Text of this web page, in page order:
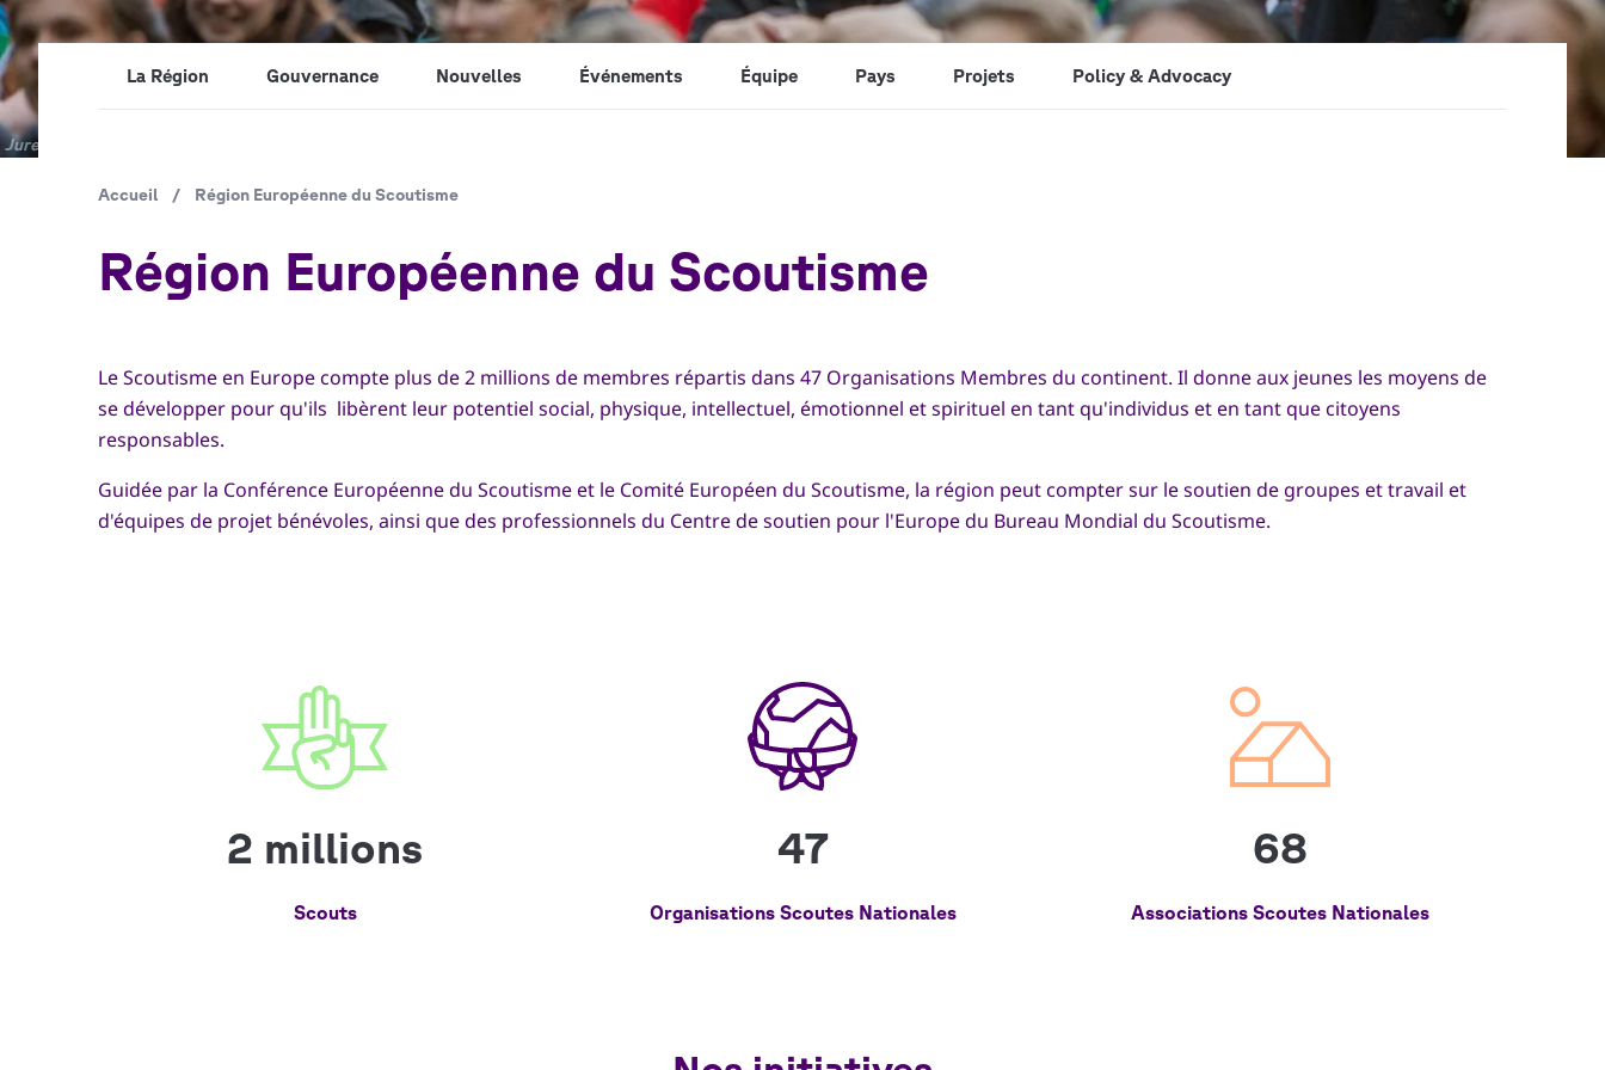
Copyright
Jure Pučnik
La Région Gouvernance Nouvelles Événements Équipe Pays Projets Policy & Advocacy
Fil
d'Ariane
Accueil / Région Européenne du Scoutisme
Région Européenne du Scoutisme
Le Scoutisme en Europe compte plus de 2 millions de membres répartis dans 47 Organisations Membres du continent. Il donne aux jeunes les moyens de
se développer pour qu'ils libèrent leur potentiel social, physique, intellectuel, émotionnel et spirituel en tant qu'individus et en tant que citoyens
responsables.
Guidée par la Conférence Européenne du Scoutisme et le Comité Européen du Scoutisme, la région peut compter sur le soutien de groupes et travail et
d'équipes de projet bénévoles, ainsi que des professionnels du Centre de soutien pour l'Europe du Bureau Mondial du Scoutisme.
2 millions
Scouts
47
Organisations Scoutes Nationales
68
Associations Scoutes Nationales